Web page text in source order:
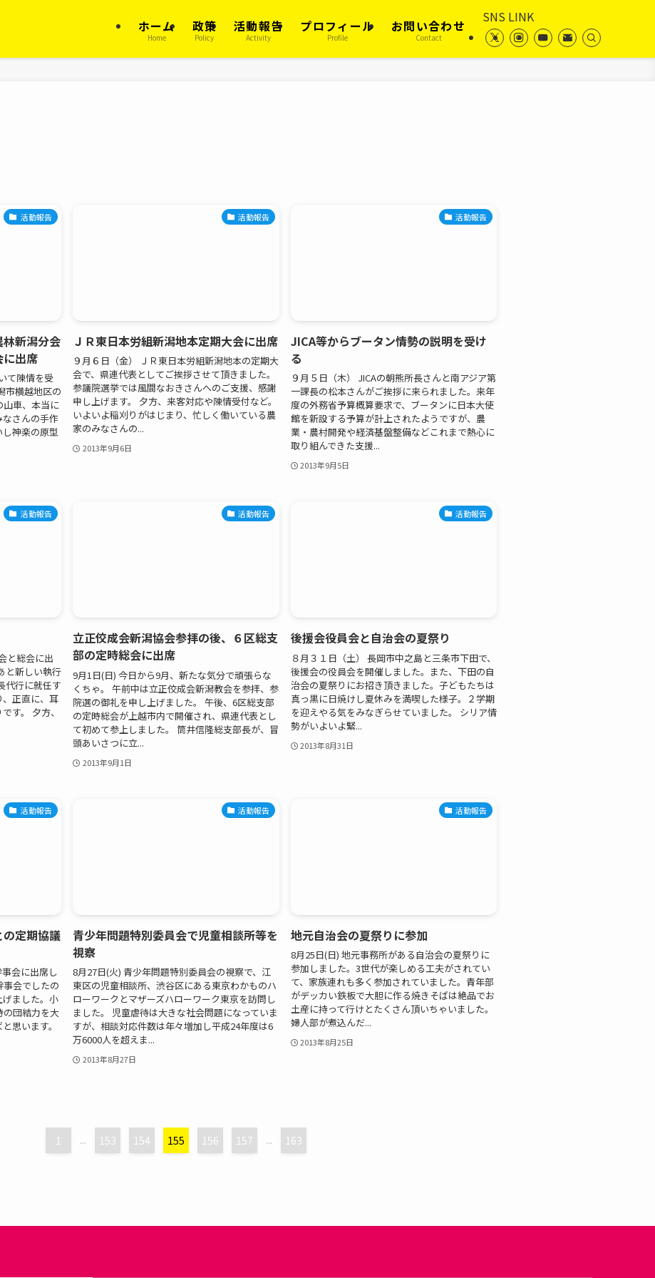
ホーム
Home
政策
Policy
活動報告
Activity
プロフィール
Profile
お問い合わせ
Contact
SNS LINK
活動報告
新潟分会
に出席
て陳情を受
市横越地区の
山車、本当に
さんの手作
し神楽の原型
活動報告
ＪＲ東日本労組新潟地本定期大会に出席
９月６日（金） ＪＲ東日本労組新潟地本の定期大
会で、県連代表としてご挨拶させて頂きました。
参議院選挙では風間なおきさんへのご支援、感謝
申し上げます。 夕方、来客対応や陳情受付など。
いよいよ稲刈りがはじまり、忙しく働いている農
家のみなさんの...
2013年9月6日
活動報告
JICA等からブータン情勢の説明を受け
る
９月５日（木） JICAの朝熊所長さんと南アジア第
一課長の松本さんがご挨拶に来られました。来年
度の外務省予算概算要求で、ブータンに日本大使
館を新設する予算が計上されたようですが、農
業・農村開発や経済基盤整備などこれまで熱心に
取り組んできた支援...
2013年9月5日
活動報告
と総会に出
と新しい執行
代行に就任す
正直に、耳
す。 夕方、
活動報告
立正佼成会新潟協会参拝の後、６区総支
部の定時総会に出席
9月1日(日) 今日から9月、新たな気分で頑張らな
くちゃ。 午前中は立正佼成会新潟教会を参拝、参
院選の御礼を申し上げました。 午後、6区総支部
の定時総会が上越市内で開催され、県連代表とし
て初めて参上しました。 筒井信隆総支部長が、冒
頭あいさつに立...
2013年9月1日
活動報告
後援会役員会と自治会の夏祭り
８月３１日（土） 長岡市中之島と三条市下田で、
後援会の役員会を開催しました。また、下田の自
治会の夏祭りにお招き頂きました。子どもたちは
真っ黒に日焼けし夏休みを満喫した様子。２学期
を迎えやる気をみなぎらせていました。 シリア情
勢がいよいよ緊...
2013年8月31日
活動報告
定期協議
会に出席し
事会でしたの
ました。小
の団結力を大
思います。
活動報告
青少年問題特別委員会で児童相談所等を
視察
8月27日(火) 青少年問題特別委員会の視察で、江
東区の児童相談所、渋谷区にある東京わかものハ
ローワークとマザーズハローワーク東京を訪問し
ました。 児童虐待は大きな社会問題になっていま
すが、相談対応件数は年々増加し平成24年度は6
万6000人を超えま...
2013年8月27日
活動報告
地元自治会の夏祭りに参加
8月25日(日) 地元事務所がある自治会の夏祭りに
参加しました。3世代が楽しめる工夫がされてい
て、家族連れも多く参加されていました。青年部
がデッカい鉄板で大胆に作る焼きそばは絶品でお
土産に持って行けとたくさん頂いちゃいました。
婦人部が煮込んだ...
2013年8月25日
1 ... 153 154 155 156 157 ... 163